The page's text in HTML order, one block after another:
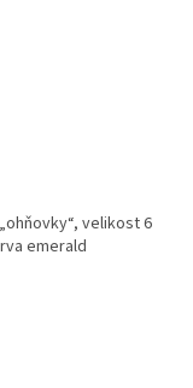
velikost 6
emerald